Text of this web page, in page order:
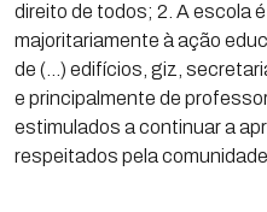
direito de todos; 2. A escola
majoritariamente à ação
de (…) edifícios, giz,
e principalmente de
estimulados a continuar a
respeitados pela comunidade.